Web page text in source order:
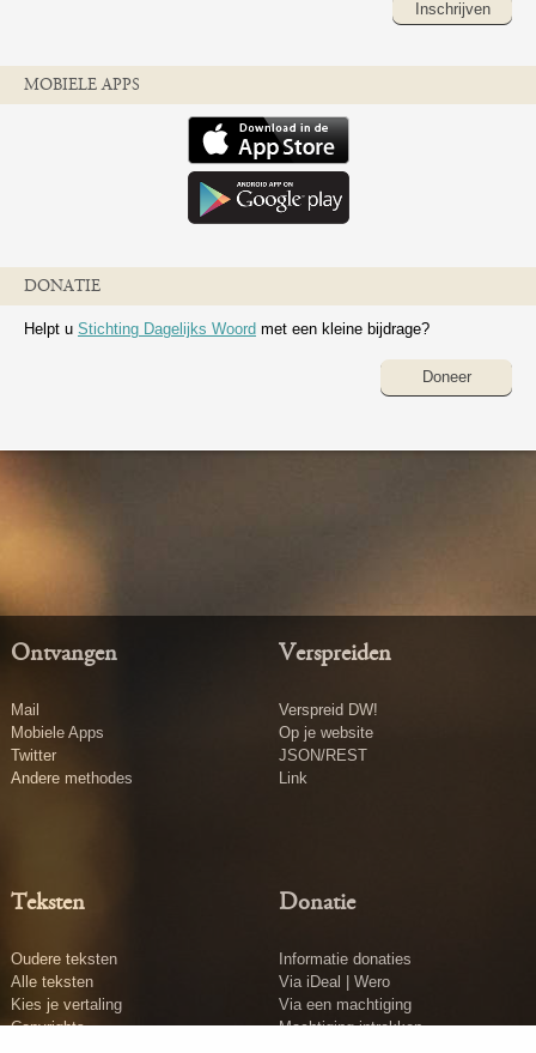
Inschrijven
MOBIELE APPS
DONATIE
Helpt u Stichting Dagelijks Woord met een kleine bijdrage?
Doneer
Ontvangen
Mail
Mobiele Apps
Twitter
Andere methodes
Verspreiden
Verspreid DW!
Op je website
JSON/REST
Link
Teksten
Oudere teksten
Alle teksten
Kies je vertaling
Copyrights
Donatie
Informatie donaties
Via iDeal | Wero
Via een machtiging
Machtiging intrekken